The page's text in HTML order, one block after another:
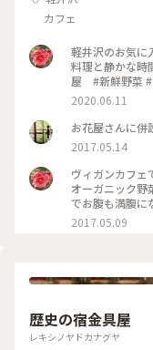
にするなんて今ま
旅は、素敵なカ
チン接種が終了
♪♪♪ #諏訪大社上社本宮 #私のことりっぷ原点 #ここから旅
が変わった
カフェ
軽井沢のお気に
料理と静かな時間。 幸せ
屋 #新鮮野菜 #
2020.06.11
お花屋さんに併
2017.05.14
ヴィガンカフェ
オーガニック野
でお腹も満腹
じながら、ゆったり朝
ーガニック
2017.05.09
歴史の宿金具屋
レキシノヤドカナグヤ